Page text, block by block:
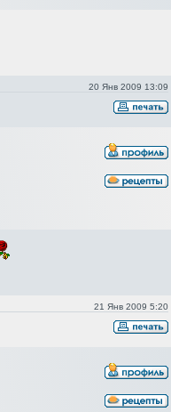
20 Янв 2009 13:09
21 Янв 2009 5:20